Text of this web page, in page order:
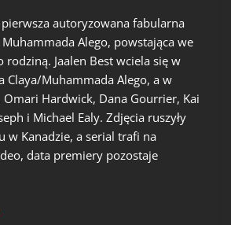
pierwsza autoryzowana fabularna
Alego, powstająca we
rodziną. Jaalen Best wciela się w
Claya/Muhammada Alego, a w
Omari Hardwick, Dana Gourrier, Kai
i Michael Ealy. Zdjęcia ruszyły
w Kanadzie, a serial trafi na
data premiery pozostaje